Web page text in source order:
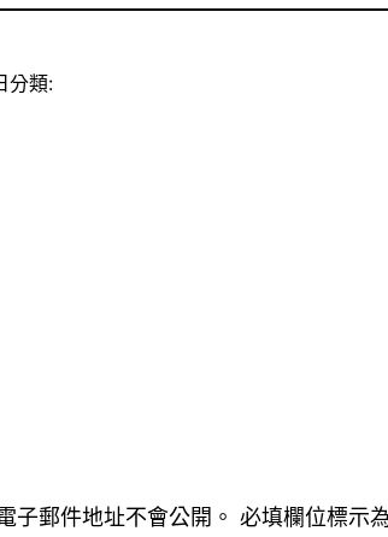
分類:
子郵件地址不會公開。 必填欄位標示